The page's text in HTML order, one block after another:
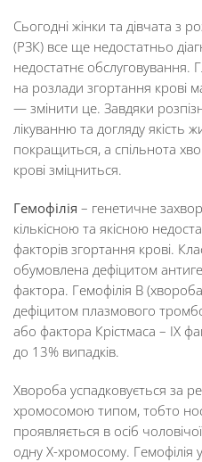
Сьогодні жінки та дівчата з
(РЗК) все ще недостатньо
недостатнє обслуговування.
на розлади згортання крові
— змінити це. Завдяки
лікуванню та догляду якість
покращиться, а спільнота
крові зміцниться.
Гемофілія – генетичне
кількісною та якісною
факторів згортання крові.
обумовлена дефіцитом
фактора. Гемофілія В
дефіцитом плазмового
або фактора Крістмаса – IX
до 13% випадків.
Хвороба успадковується за
хромосомою типом, тобто
проявляється в осіб
одну Х-хромосому. Гемофілія